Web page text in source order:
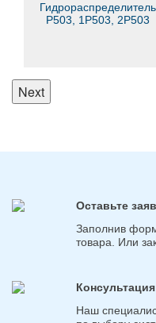
Гидрораспределитель
Р503, 1Р503, 2Р503
Next
Оставьте
Заполнив
товара. Или
Консультация
Наш